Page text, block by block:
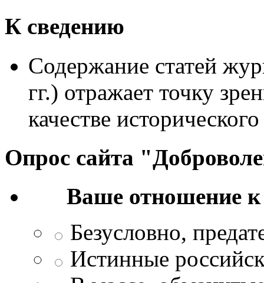
К сведению
Содержание статей
гг.) отражает точку
качестве
Опрос сайта
Ваше отношение
Безусловно,
Истинные